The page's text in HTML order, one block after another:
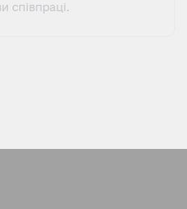
співпраці.